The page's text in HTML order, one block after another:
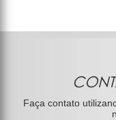
Faça contato